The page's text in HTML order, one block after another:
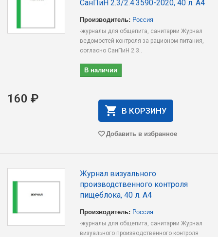
СанПиН 2.3/2.4.3590-2020, 40 л. А4
Производитель: Россия
-журналы для общепита, санитарии Журнал
ведомостей контроля за рационом питания,
согласно СанПиН 2.3..
В наличии
160 ₽
В КОРЗИНУ
Добавить в избранное
Журнал визуального
производственного контроля
пищеблока, 40 л. А4
Производитель: Россия
-журналы для общепита, санитарии Журнал
визуального производственного контроля